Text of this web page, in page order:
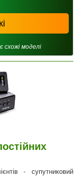
схожі моделі
- супутниковий